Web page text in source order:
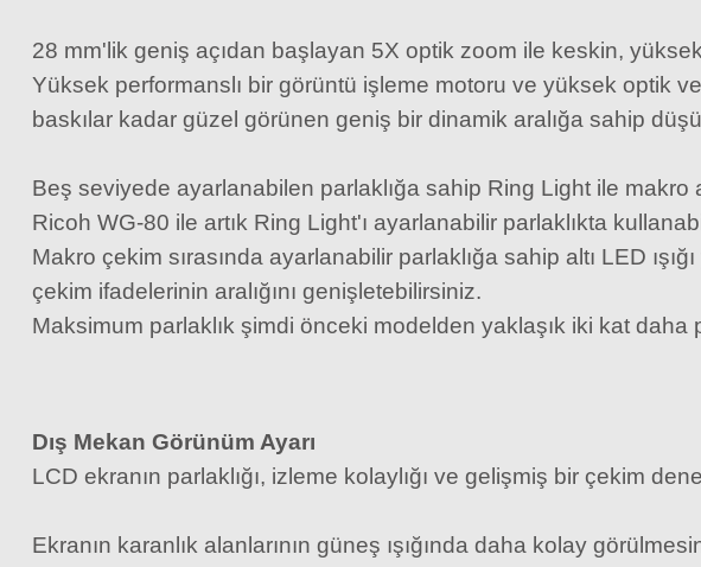
28 mm'lik geniş açıdan başlayan 5X optik zoom ile keskin,
Yüksek performanslı bir görüntü işleme motoru ve yüksek optik
baskılar kadar güzel görünen geniş bir dinamik aralığa sahip
Beş seviyede ayarlanabilen parlaklığa sahip Ring Light ile makro
Ricoh WG-80 ile artık Ring Light'ı ayarlanabilir parlaklıkta
Makro çekim sırasında ayarlanabilir parlaklığa sahip altı LED
çekim ifadelerinin aralığını genişletebilirsiniz.
Maksimum parlaklık şimdi önceki modelden yaklaşık iki kat daha
Dış Mekan Görünüm Ayarı
LCD ekranın parlaklığı, izleme kolaylığı ve gelişmiş bir çekim
Ekranın karanlık alanlarının güneş ışığında daha kolay